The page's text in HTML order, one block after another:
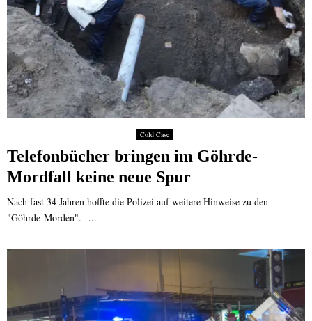
Cold Case
Telefonbücher bringen im Göhrde-
Mordfall keine neue Spur
Nach fast 34 Jahren hoffte die Polizei auf weitere Hinweise zu den
"Göhrde-Morden". ...